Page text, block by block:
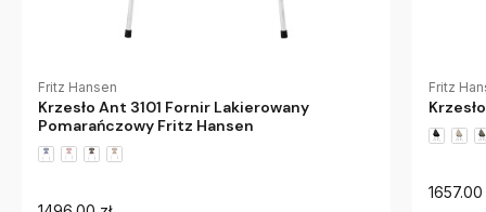
Fritz Hansen
Krzesło Ant 3101 Fornir Lakierowany
Pomarańczowy Fritz Hansen
Fritz
1657.00